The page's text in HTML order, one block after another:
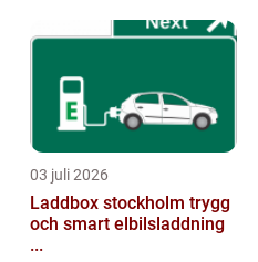
03 juli 2026
Laddbox stockholm trygg
och smart elbilsladdning
...